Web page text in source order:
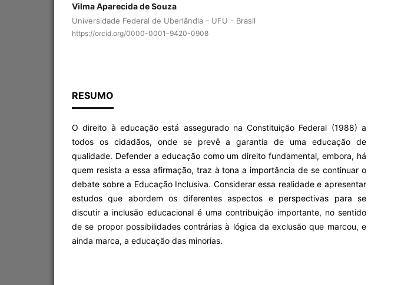
Vilma Aparecida de Souza
Universidade Federal de Uberlândia - UFU - Brasil
https://orcid.org/0000-0001-9420-0908
RESUMO
O direito à educação está assegurado na Constituição Federal (1988) a
todos os cidadãos, onde se prevê a garantia de uma educação de
qualidade. Defender a educação como um direito fundamental, embora, há
quem resista a essa afirmação, traz à tona a importância de se continuar o
debate sobre a Educação Inclusiva. Considerar essa realidade e apresentar
estudos que abordem os diferentes aspectos e perspectivas para se
discutir a inclusão educacional é uma contribuição importante, no sentido
de se propor possibilidades contrárias à lógica da exclusão que marcou, e
ainda marca, a educação das minorias.